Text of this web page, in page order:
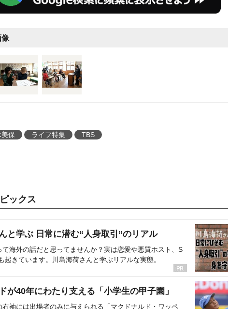
保 ライフ特集 TBS
ックス
と学ぶ 日常に潜む“人身取引”のリアル
て海外の話だと思ってませんか？実は恋愛や悪質ホスト、S
起きています。川島海荷さんと学ぶリアルな実態。
が40年にわたり支える「小学生の甲子園」
右袖には出場者のみに与えられる「マクドナルド・ワッペ